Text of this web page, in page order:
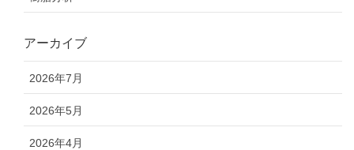
アーカイブ
2026年7月
2026年5月
2026年4月